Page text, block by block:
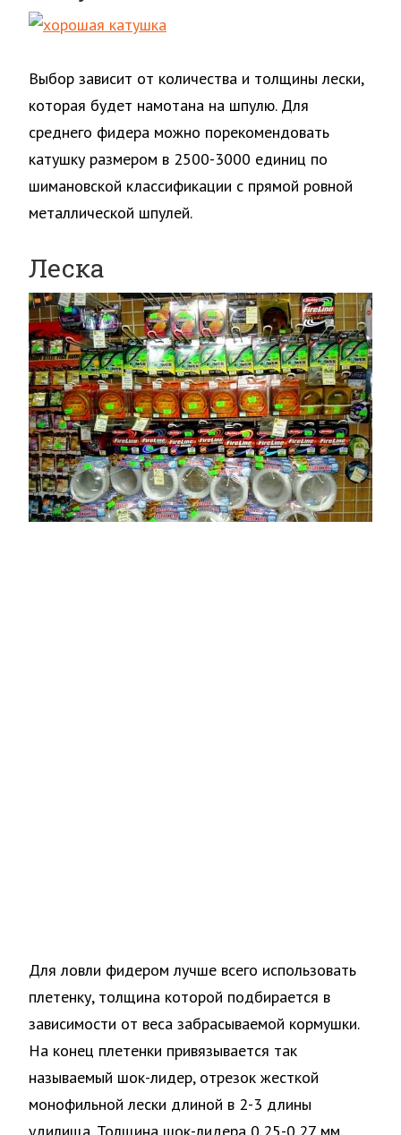
Выбор зависит от количества и толщины лески,
которая будет намотана на шпулю. Для
среднего фидера можно порекомендовать
катушку размером в 2500-3000 единиц по
шимановской классификации с прямой ровной
металлической шпулей.
Леска
Для ловли фидером лучше всего использовать
плетенку, толщина которой подбирается в
зависимости от веса забрасываемой кормушки.
На конец плетенки привязывается так
называемый шок-лидер, отрезок жесткой
монофильной лески длиной в 2-3 длины